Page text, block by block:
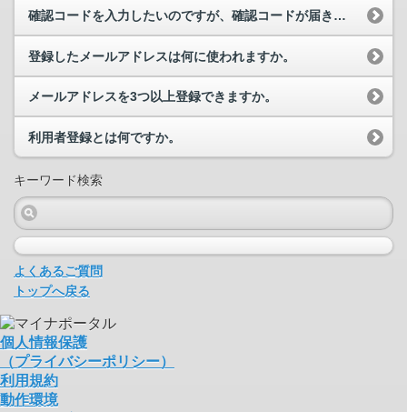
確認コードを入力したいのですが、確認コードが届きません。どうすればよいでしょうか。
登録したメールアドレスは何に使われますか。
メールアドレスを3つ以上登録できますか。
利用者登録とは何ですか。
キーワード検索
よくあるご質問
トップへ戻る
個人情報保護
（プライバシーポリシー）
利用規約
動作環境